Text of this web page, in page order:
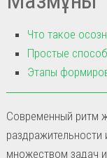
Что такое
Простые
Этапы
Современный ритм
раздражительности
множеством задач